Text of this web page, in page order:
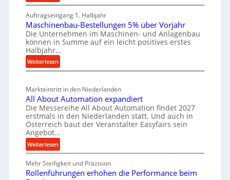
i
l
e
n
n
k
z
e
a
u
r
o
e
s
s
h
e
W
s
h
a
f
t
i
g
M
a
t
e
r
i
a
l
e
r
s
o
u
n
g
Auftragseingang 1. Halbjahr
Maschinenbau-Bestellungen 5% über Vorjahr
Die Unternehmen im Maschinen- und Anlagenbau
können in Summe auf ein leicht positives erstes
Halbjahr…
Weiterlesen:
M
s
c
h
i
n
e
n
a
u
Markteintritt in den Niederlanden
All About Automation expandiert
Die Messereihe All About Automation findet 2027
erstmals in den Niederlanden statt. Und auch in
Österreich baut der Veranstalter Easyfairs sein
Angebot…
Weiterlesen:
A
l
l
Mehr Steifigkeit und Präzision
Rollenführungen erhöhen die Performance beim